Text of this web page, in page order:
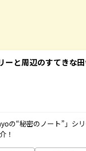
ーと周辺のすてきな
の“秘密のノート”」シ
！